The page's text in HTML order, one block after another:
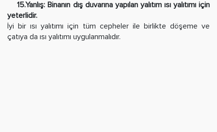
15.Yanlış: Binanın dış duvarına yapılan yalıtım ısı yalıtımı için
yeterlidir.
İyi bir ısı yalıtımı için tüm cepheler ile birlikte döşeme ve
çatıya da ısı yalıtımı uygulanmalıdır.